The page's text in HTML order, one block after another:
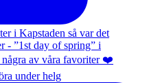
under helg